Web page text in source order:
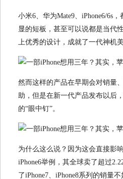
小米6、华为Mate9、iPhone6/6s
显的短板，甚至可以说都是当代
上优秀的设计，成就了一代神机
然而这样的产品在早期会对销量
助，但是在新一代产品发布以后
的“眼中钉”。
为什么这么说？因为这会直接影
iPhone6举例，其全球卖了超过
了iPhone7、iPhone8系列的销量不